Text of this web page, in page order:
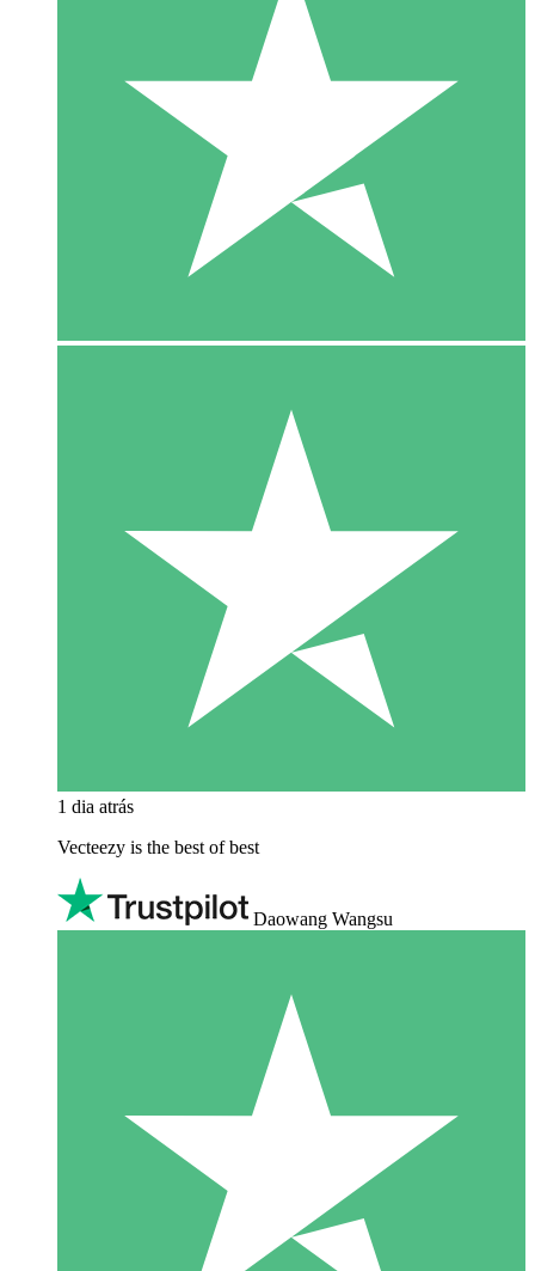
1 dia atrás
Vecteezy is the best of best
Daowang Wangsu